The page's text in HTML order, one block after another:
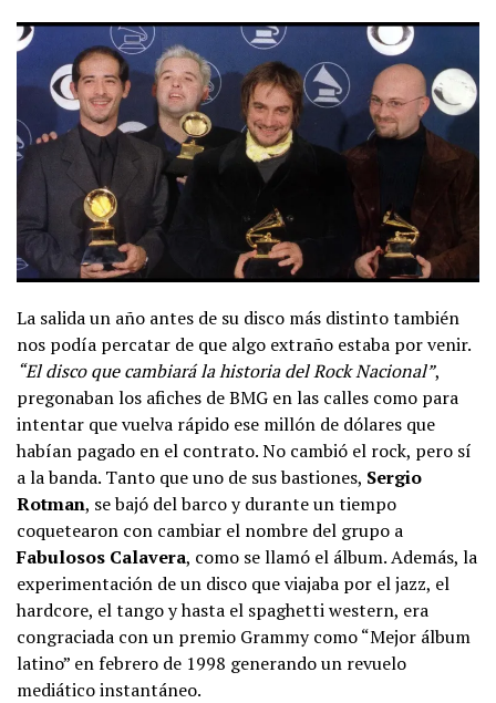
La salida un año antes de su disco más distinto también
nos podía percatar de que algo extraño estaba por venir.
“El disco que cambiará la historia del Rock Nacional”,
pregonaban los afiches de BMG en las calles como para
intentar que vuelva rápido ese millón de dólares que
habían pagado en el contrato. No cambió el rock, pero sí
a la banda. Tanto que uno de sus bastiones, Sergio
Rotman, se bajó del barco y durante un tiempo
coquetearon con cambiar el nombre del grupo a
Fabulosos Calavera, como se llamó el álbum. Además, la
experimentación de un disco que viajaba por el jazz, el
hardcore, el tango y hasta el spaghetti western, era
congraciada con un premio Grammy como “Mejor álbum
latino” en febrero de 1998 generando un revuelo
mediático instantáneo.